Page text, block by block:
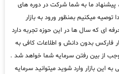
، پیشنهاد ما به شما شرکت در دوره های
میکنیم بمنظور ورود به بازار
ای که سال ها در این حوزه تجربه دارد
فارکس بدون دانش و اطلاعات کافی به
از بین رفتن سرمایه شما خواهد شد .
این بازار وارد شوید میتوانید سرمایه